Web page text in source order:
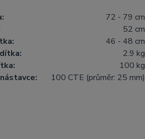
72 - 79 cm
52 cm
46 - 48 cm
2.9 kg
100 kg
100 CTE (průměr: 25 mm)